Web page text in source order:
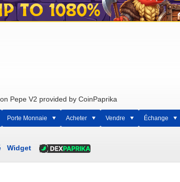
Pepe V2 provided by CoinPaprika
Porte Monnaie Acheter Vendre Échange
Widget